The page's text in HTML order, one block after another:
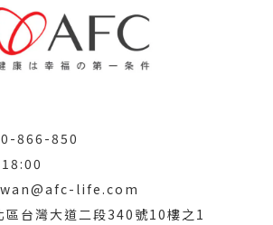
866-850
life.com
區台灣大道二段340號10樓之1